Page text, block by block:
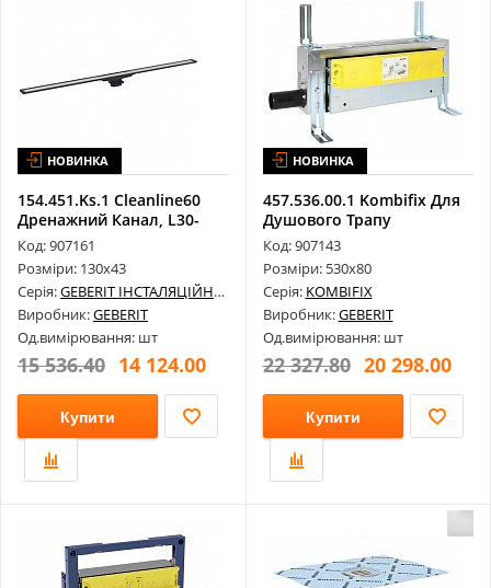
НОВИНКА
154.451.Ks.1 Cleanline60
Дренажний Канал, L30-
130См
Код: 907161
Розміри: 130х43
Серія:GEBERIT ІНСТАЛЯЦІЙНІ СИСТЕМИ
Виробник:GEBERIT
Од.вимірювання: шт
15 536.40 14 124.00
Купити
НОВИНКА
457.536.00.1 Kombifix Для
Душового Трапу
Код: 907143
Розміри: 530х80
Серія: KOMBIFIX
Виробник:GEBERIT
Од.вимірювання: шт
22 327.80 20 298.00
Купити